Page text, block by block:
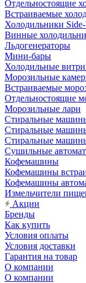
Отдельностоящие
Встраиваемые
Холодильники
Винные
Льдогенераторы
Мини-бары
Холодильные
Морозильные
Встраиваемые
Отдельностоящие
Морозильные лари
Стиральные
Стиральные
Стиральные машины
Сушильные
Кофемашины
Кофемашины
Кофемашины
Измельчители
Акции
Бренды
Как купить
Условия оплаты
Условия доставки
Гарантия на товар
О компании
О компании